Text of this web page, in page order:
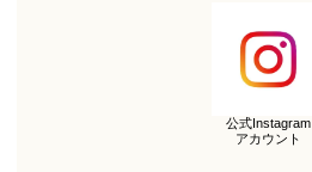
公式Instagram
アカウント